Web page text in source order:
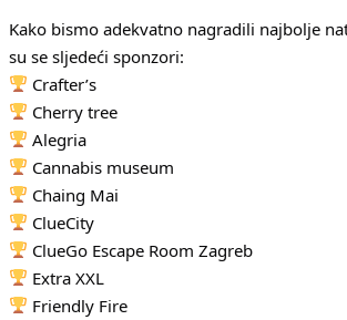
Kako bismo adekvatno nagradili najbolje
su se sljedeći sponzori:
Crafter’s
Cherry tree
Alegria
Cannabis museum
Chaing Mai
ClueCity
ClueGo Escape Room Zagreb
Extra XXL
Friendly Fire